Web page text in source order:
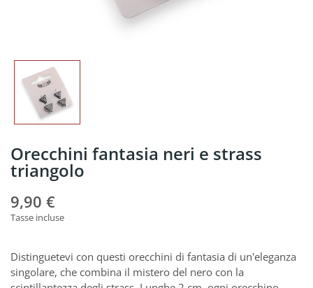
Orecchini fantasia neri e strass
triangolo
9,90 €
Tasse incluse
Distinguetevi con questi orecchini di fantasia di un'eleganza
singolare, che combina il mistero del nero con la